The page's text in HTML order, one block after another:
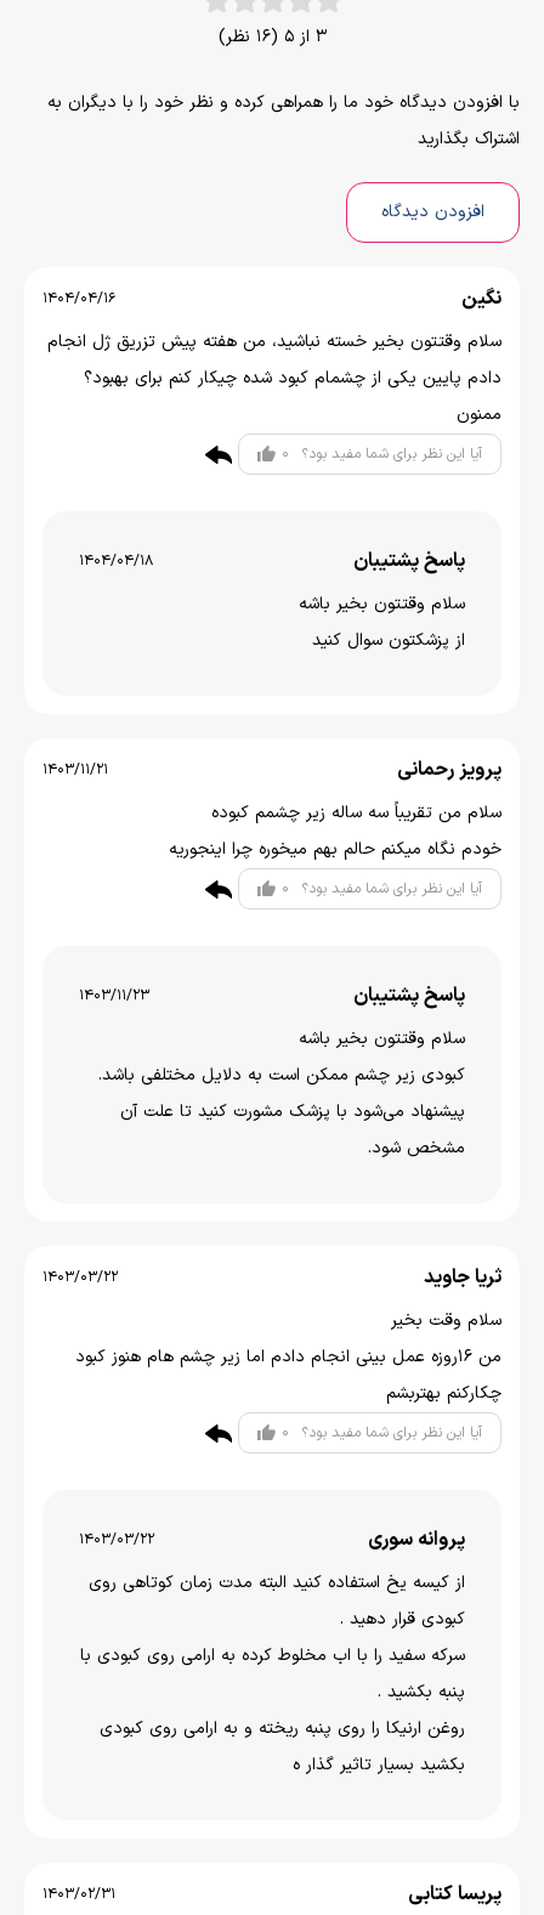
3 از 5 (16 نظر)
با افزودن دیدگاه خود ما را همراهی کرده و نظر خود را با دیگران به
اشتراک بگذارید
افزودن دیدگاه
نگین 1404/04/16
سلام وقتتون بخیر خسته نباشید، من هفته پیش تزریق ژل انجام
دادم پایین یکی از چشمام کبود شده چیکار کنم برای بهبود؟
ممنون
آیا این نظر برای شما مفید بود؟ 0
پاسخ پشتیبان 1404/04/18
سلام وقتتون بخير باشه
از پزشکتون سوال کنید
پرویز رحمانی 1403/11/21
سلام من تقریباً سه ساله زیر چشمم کبوده
خودم نگاه میکنم حالم بهم میخوره چرا اینجوریه
آیا این نظر برای شما مفید بود؟ 0
پاسخ پشتیبان 1403/11/23
سلام وقتتون بخير باشه
کبودی زیر چشم ممکن است به دلایل مختلفی باشد.
پیشنهاد می‌شود با پزشک مشورت کنید تا علت آن
مشخص شود.
ثریا جاوید 1403/03/22
سلام وقت بخیر
من ۱۶روزه عمل بینی انجام دادم اما زیر چشم هام هنوز کبود
چکارکنم بهتربشم
آیا این نظر برای شما مفید بود؟ 0
پروانه سوری 1403/03/22
از کیسه یخ استفاده کنید البته مدت زمان کوتاهی روی
کبودی قرار دهید .
سرکه سفید را با اب مخلوط کرده به ارامی روی کبودی با
پنبه بکشید .
روغن ارنیکا را روی پنبه ریخته و به ارامی روی کبودی
بکشید بسیار تاثیر گذار ه
پریسا کتابی 1403/02/31